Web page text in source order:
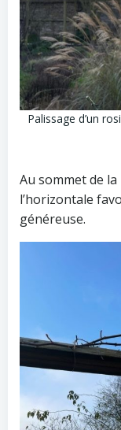
Palissage d’un
Au sommet de
l’horizontale
généreuse.